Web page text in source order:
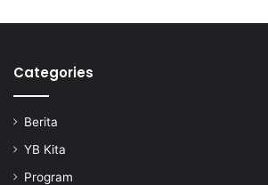
Categories
Berita
YB Kita
Program